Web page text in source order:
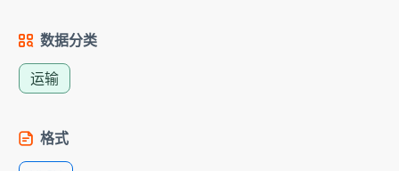
数据分类
运输
格式